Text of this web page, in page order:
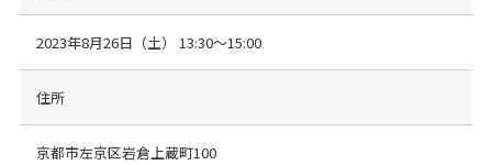
2023年8月26日（土） 13:30～15:00
住所
京都市左京区岩倉上蔵町100